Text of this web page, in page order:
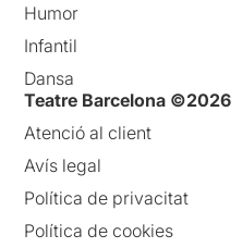
Humor
Infantil
Dansa
Teatre Barcelona ©2026
Atenció al client
Avís legal
Política de privacitat
Política de cookies